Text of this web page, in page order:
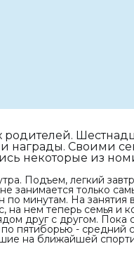
награды. Своими
некоторые из
Подъем, легкий
занимается только
по минутам. На занятия
на нем теперь семья и
друг с другом. Пока
пятиборью - средний
на ближайшей